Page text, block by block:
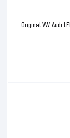
Original VW Audi